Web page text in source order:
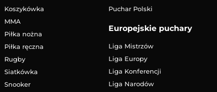
Koszykówka
MMA
Piłka nożna
Piłka ręczna
Rugby
Siatkówka
Snooker
Puchar Polski
Europejskie puchary
Liga Mistrzów
Liga Europy
Liga Konferencji
Liga Narodów